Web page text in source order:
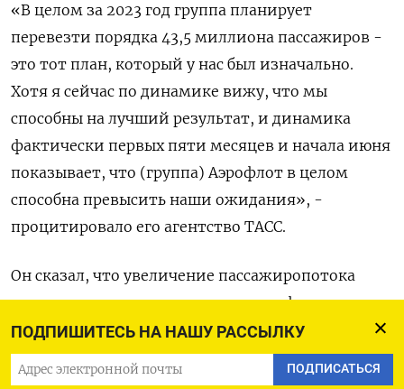
ПОДПИШИТЕСЬ НА НАШУ РАССЫЛКУ
ПОДПИСАТЬСЯ
«В целом за 2023 год группа планирует
перевезти порядка 43,5 миллиона пассажиров -
это тот план, который у нас был изначально.
Хотя я сейчас по динамике вижу, что мы
способны на лучший результат, и динамика
фактически первых пяти месяцев и начала июня
показывает, что (группа) Аэрофлот в целом
способна превысить наши ожидания», -
процитировало его агентство ТАСС.
Он сказал, что увеличение пассажиропотока
может положительно сказаться на финансовых
результатах компании.
Александровский также сообщил, что